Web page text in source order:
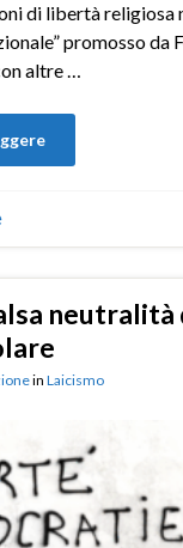
di libertà religiosa
promosso da
altre …
in Laicismo